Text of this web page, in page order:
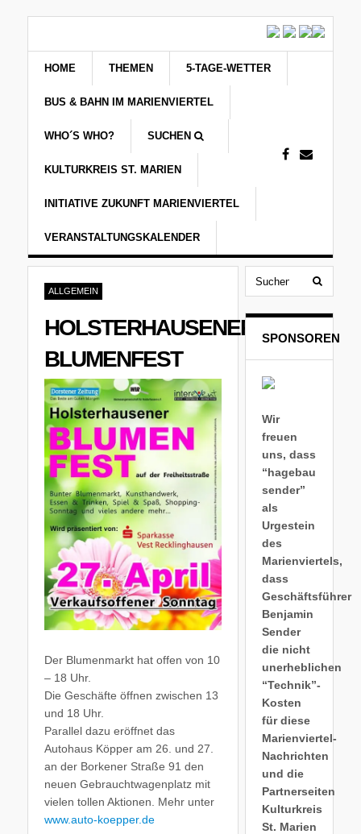
HOME THEMEN 5-TAGE-WETTER
BUS & BAHN IM MARIENVIERTEL
WHO´S WHO? SUCHEN
KULTURKREIS ST. MARIEN
INITIATIVE ZUKUNFT MARIENVIERTEL
VERANSTALTUNGSKALENDER
ALLGEMEIN
HOLSTERHAUSENER
BLUMENFEST
Der Blumenmarkt hat offen von 10
– 18 Uhr.
Die Geschäfte öffnen zwischen 13
und 18 Uhr.
Parallel dazu eröffnet das
Autohaus Köpper am 26. und 27.
an der Borkener Straße 91 den
neuen Gebrauchtwagenplatz mit
vielen tollen Aktionen. Mehr unter
www.auto-koepper.de
SPONSOREN
Wir
freuen
uns, dass
“hagebau
sender”
als
Urgestein
des
Marienviertels,
dass
Geschäftsführer
Benjamin
Sender
die nicht
unerheblichen
“Technik”-
Kosten
für diese
Marienviertel-
Nachrichten
und die
Partnerseiten
Kulturkreis
St. Marien